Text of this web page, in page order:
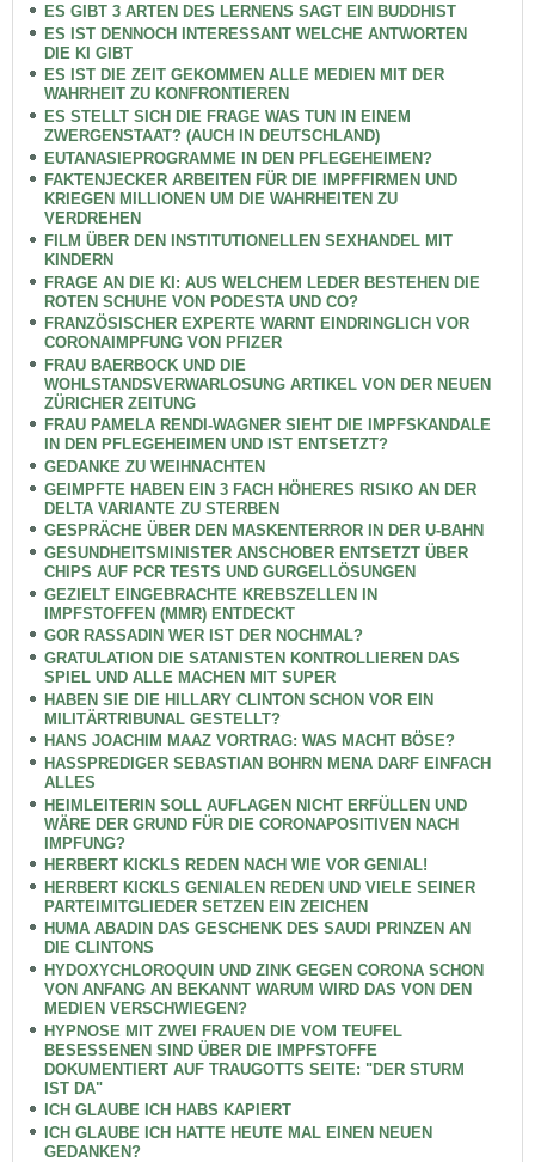
ES GIBT 3 ARTEN DES LERNENS SAGT EIN BUDDHIST
ES IST DENNOCH INTERESSANT WELCHE ANTWORTEN
DIE KI GIBT
ES IST DIE ZEIT GEKOMMEN ALLE MEDIEN MIT DER
WAHRHEIT ZU KONFRONTIEREN
ES STELLT SICH DIE FRAGE WAS TUN IN EINEM
ZWERGENSTAAT? (AUCH IN DEUTSCHLAND)
EUTANASIEPROGRAMME IN DEN PFLEGEHEIMEN?
FAKTENJECKER ARBEITEN FÜR DIE IMPFFIRMEN UND
KRIEGEN MILLIONEN UM DIE WAHRHEITEN ZU
VERDREHEN
FILM ÜBER DEN INSTITUTIONELLEN SEXHANDEL MIT
KINDERN
FRAGE AN DIE KI: AUS WELCHEM LEDER BESTEHEN DIE
ROTEN SCHUHE VON PODESTA UND CO?
FRANZÖSISCHER EXPERTE WARNT EINDRINGLICH VOR
CORONAIMPFUNG VON PFIZER
FRAU BAERBOCK UND DIE
WOHLSTANDSVERWARLOSUNG ARTIKEL VON DER NEUEN
ZÜRICHER ZEITUNG
FRAU PAMELA RENDI-WAGNER SIEHT DIE IMPFSKANDALE
IN DEN PFLEGEHEIMEN UND IST ENTSETZT?
GEDANKE ZU WEIHNACHTEN
GEIMPFTE HABEN EIN 3 FACH HÖHERES RISIKO AN DER
DELTA VARIANTE ZU STERBEN
GESPRÄCHE ÜBER DEN MASKENTERROR IN DER U-BAHN
GESUNDHEITSMINISTER ANSCHOBER ENTSETZT ÜBER
CHIPS AUF PCR TESTS UND GURGELLÖSUNGEN
GEZIELT EINGEBRACHTE KREBSZELLEN IN
IMPFSTOFFEN (MMR) ENTDECKT
GOR RASSADIN WER IST DER NOCHMAL?
GRATULATION DIE SATANISTEN KONTROLLIEREN DAS
SPIEL UND ALLE MACHEN MIT SUPER
HABEN SIE DIE HILLARY CLINTON SCHON VOR EIN
MILITÄRTRIBUNAL GESTELLT?
HANS JOACHIM MAAZ VORTRAG: WAS MACHT BÖSE?
HASSPREDIGER SEBASTIAN BOHRN MENA DARF EINFACH
ALLES
HEIMLEITERIN SOLL AUFLAGEN NICHT ERFÜLLEN UND
WÄRE DER GRUND FÜR DIE CORONAPOSITIVEN NACH
IMPFUNG?
HERBERT KICKLS REDEN NACH WIE VOR GENIAL!
HERBERT KICKLS GENIALEN REDEN UND VIELE SEINER
PARTEIMITGLIEDER SETZEN EIN ZEICHEN
HUMA ABADIN DAS GESCHENK DES SAUDI PRINZEN AN
DIE CLINTONS
HYDOXYCHLOROQUIN UND ZINK GEGEN CORONA SCHON
VON ANFANG AN BEKANNT WARUM WIRD DAS VON DEN
MEDIEN VERSCHWIEGEN?
HYPNOSE MIT ZWEI FRAUEN DIE VOM TEUFEL
BESESSENEN SIND ÜBER DIE IMPFSTOFFE
DOKUMENTIERT AUF TRAUGOTTS SEITE: "DER STURM
IST DA"
ICH GLAUBE ICH HABS KAPIERT
ICH GLAUBE ICH HATTE HEUTE MAL EINEN NEUEN
GEDANKEN?